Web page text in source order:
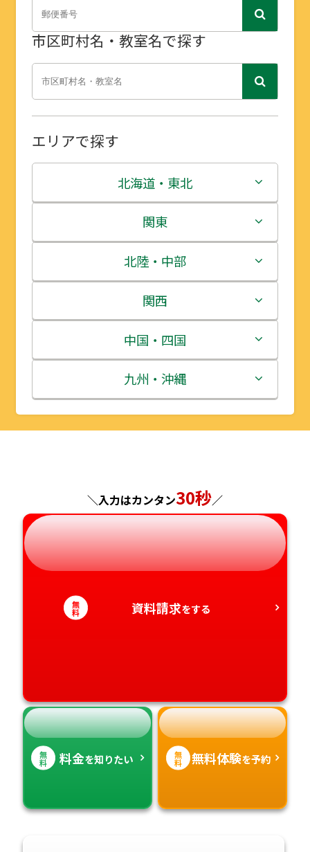
市区町村名・教室名で探す
エリアで探す
北海道・東北
北海道
青森県
岩手県
宮城県
秋田県
山形県
関東
茨城県
栃木県
群馬県
埼玉県
千葉県
神奈川県
北陸・中部
新潟県
富山県
石川県
福井県
長野県
岐阜県
静岡県
愛知県
関西
三重県
滋賀県
京都府
兵庫県
奈良県
和歌山県
中国・四国
鳥取県
島根県
広島県
山口県
徳島県
香川県
九州・沖縄
福岡県
長崎県
熊本県
大分県
宮崎県
＼入力はカンタン30秒／
無
料 資料請求をする
無
料 料金を知りたい 無
料 無料体験を予約